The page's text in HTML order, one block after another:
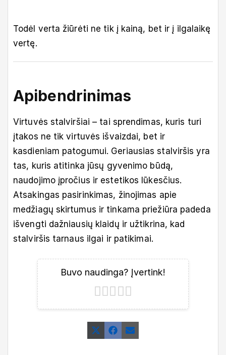
Todėl verta žiūrėti ne tik į kainą, bet ir į ilgalaikę
vertę.
Apibendrinimas
Virtuvės stalviršiai – tai sprendimas, kuris turi
įtakos ne tik virtuvės išvaizdai, bet ir
kasdieniam patogumui. Geriausias stalviršis yra
tas, kuris atitinka jūsų gyvenimo būdą,
naudojimo įpročius ir estetikos lūkesčius.
Atsakingas pasirinkimas, žinojimas apie
medžiagų skirtumus ir tinkama priežiūra padeda
išvengti dažniausių klaidų ir užtikrina, kad
stalviršis tarnaus ilgai ir patikimai.
Buvo naudinga? Įvertink!
Share
on
X
Share
on
Facebook
Share
on
Email